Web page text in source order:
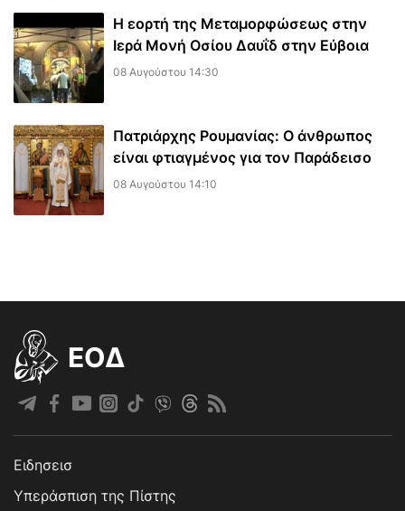
Η εορτή της Μεταμορφώσεως στην
Ιερά Μονή Οσίου Δαυΐδ στην Εύβοια
08 Αυγούστου 14:30
Πατριάρχης Ρουμανίας: Ο άνθρωπος
είναι φτιαγμένος για τον Παράδεισο
08 Αυγούστου 14:10
EOΔ
Ειδησεισ
Υπεράσπιση της Πίστης